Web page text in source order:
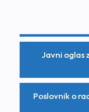
Javni oglas
Poslovnik o